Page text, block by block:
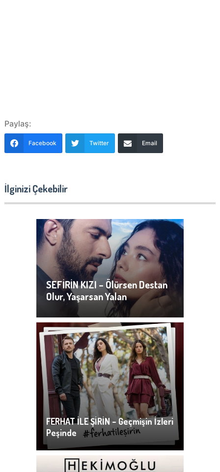
Paylaş:
Facebook Twitter Email
İlginizi Çekebilir
SEFİRİN KIZI – Ölürsen Destan
Olur, Yaşarsan Yalan
FERHAT İLE ŞİRİN – Geçmişin İzleri
Peşinde